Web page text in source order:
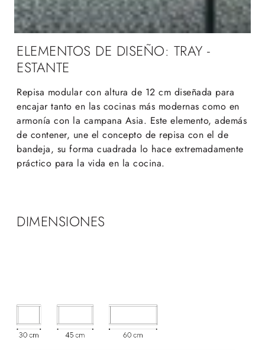
ELEMENTOS DE DISEÑO: TRAY -
ESTANTE
Repisa modular con altura de 12 cm diseñada para
encajar tanto en las cocinas más modernas como en
armonía con la campana Asia. Este elemento, además
de contener, une el concepto de repisa con el de
bandeja, su forma cuadrada lo hace extremadamente
práctico para la vida en la cocina.
DIMENSIONES